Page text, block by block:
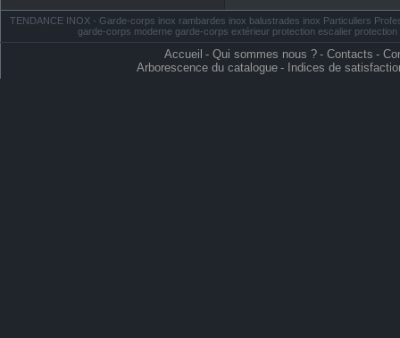
TENDANCE INOX - Garde-corps inox rambardes inox balustrades inox Particuliers
garde-corps moderne garde-corps extérieur protection escalier
Accueil - Qui sommes nous ? - Contacts -
Arborescence du catalogue - Indices de